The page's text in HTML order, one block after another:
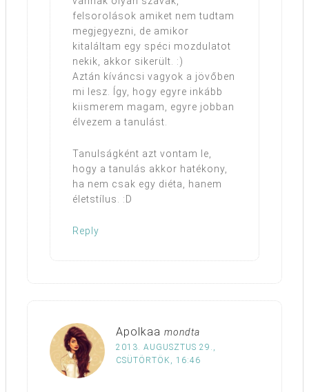
felsorolások amiket nem tudtam
megjegyezni, de amikor
kitaláltam egy spéci mozdulatot
nekik, akkor sikerült. :)
Aztán kíváncsi vagyok a jövőben
mi lesz. Így, hogy egyre inkább
kiismerem magam, egyre jobban
élvezem a tanulást.
Tanulságként azt vontam le,
hogy a tanulás akkor hatékony,
ha nem csak egy diéta, hanem
életstílus. :D
Reply
Apolkaa mondta
2013. AUGUSZTUS 29.,
CSÜTÖRTÖK, 16:46